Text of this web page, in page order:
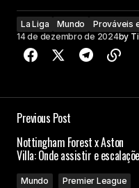
La Liga Mundo Prováveis
14 de dezembro de 2024by
Previous Post
Nottingham Forest x Aston
Villa: Onde assistir e
Mundo Premier League